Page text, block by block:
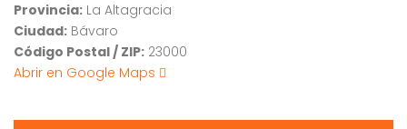
Provincia: La Altagracia
Ciudad: Bávaro
Código Postal / ZIP: 23000
Abrir en Google Maps